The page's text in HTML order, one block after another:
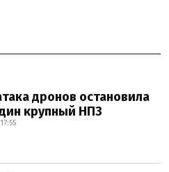
дронов остановила
крупный НПЗ